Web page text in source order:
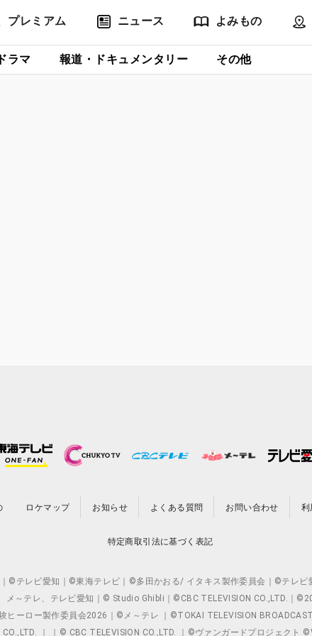
プレミアム ニュース よみもの
ドラマ 報道・ドキュメンタリー その他
ロケマップ お知らせ よくある質問 お問い合わせ 利
特定商取引法に基づく表記
©テレビ愛知｜©東海テレビ｜©多田かおる/ イタキス製作委員会｜©テレ
メ～テレ、テレビ愛知｜© Studio Ghibli｜©CBC TELEVISION CO.,LTD.｜
ーロー製作委員会2026｜©メ～テレ ｜©TOKAI TELEVISION
｜ ｜© CBC TELEVISION CO.,LTD. ｜©ヴァンガードプロジェクト